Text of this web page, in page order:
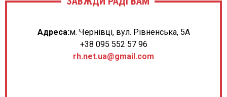
Адреса:м. Чернівці, вул. Рівненська, 5А
+38 095 552 57 96
rh.net.ua@gmail.com